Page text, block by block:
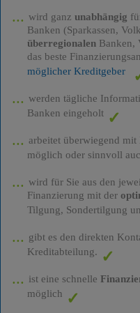
wird ganz unabhängig
Banken (Sparkassen,
überregionalenBanken,
das beste
möglicher Kreditgeber
werden tägliche
Banken eingeholt
arbeitet überwiegend
möglich oder sinnvoll
wird für Sie aus den
Finanzierung mit der
Tilgung, Sondertilgung
gibt es den direkten
Kreditabteilung.
ist eine schnelle
möglich